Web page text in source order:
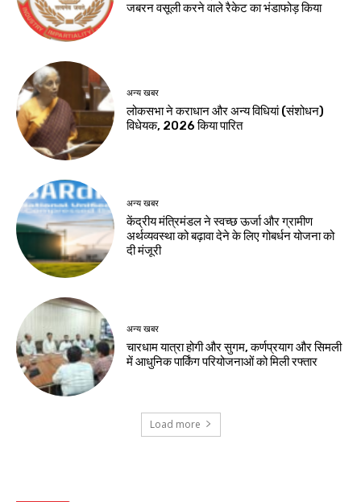
जबरन वसूली करने वाले रैकेट का भंडाफोड़ किया
अन्य खबर
लोकसभा ने कराधान और अन्य विधियां (संशोधन)
विधेयक, 2026 किया पारित
अन्य खबर
केंद्रीय मंत्रिमंडल ने स्वच्छ ऊर्जा और ग्रामीण
अर्थव्यवस्था को बढ़ावा देने के लिए गोबर्धन योजना को
दी मंजूरी
अन्य खबर
चारधाम यात्रा होगी और सुगम, कर्णप्रयाग और सिमली
में आधुनिक पार्किंग परियोजनाओं को मिली रफ्तार
Load more